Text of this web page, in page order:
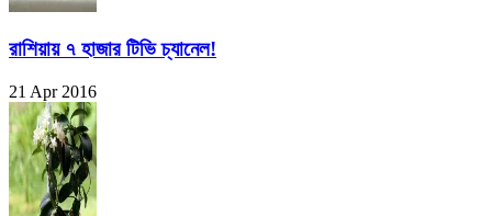
রাশিয়ায় ৭ হাজার টিভি চ্যানেল!
21 Apr 2016